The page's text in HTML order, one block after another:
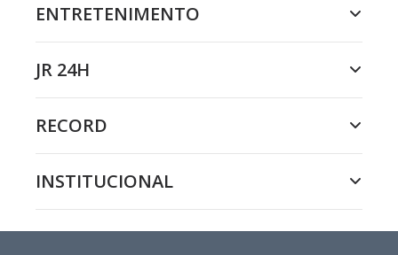
ENTRETENIMENTO
JR 24H
RECORD
INSTITUCIONAL